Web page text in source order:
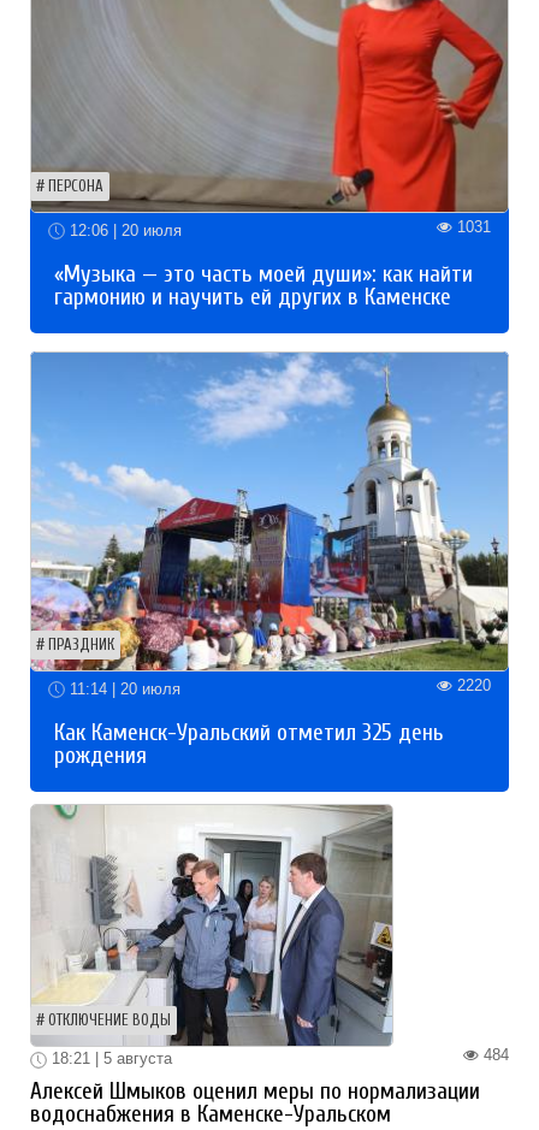
ПЕРСОНА
12:06 | 20 июля 1031
«Музыка — это часть моей души»: как найти
гармонию и научить ей других в Каменске
ПРАЗДНИК
11:14 | 20 июля 2220
Как Каменск-Уральский отметил 325 день
рождения
ОТКЛЮЧЕНИЕ ВОДЫ
484
18:21 | 5 августа
Алексей Шмыков оценил меры по нормализации
водоснабжения в Каменске-Уральском